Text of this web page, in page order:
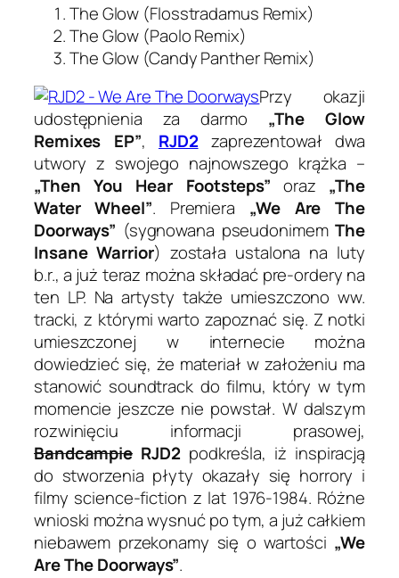
The Glow (Flosstradamus Remix)
The Glow (Paolo Remix)
The Glow (Candy Panther Remix)
Przy okazji
udostępnienia za darmo „The Glow
Remixes EP”, RJD2zaprezentował dwa
utwory z swojego najnowszego krążka –
„Then You Hear Footsteps” oraz „The
Water Wheel”. Premiera „We Are The
Doorways” (sygnowana pseudonimemThe
Insane Warrior) została ustalona na luty
b.r., a już teraz można składać pre-ordery na
ten LP. Na artysty także umieszczono ww.
tracki, z którymi warto zapoznać się. Z notki
umieszczonej w internecie można
dowiedzieć się, że materiał w założeniu ma
stanowić soundtrack do filmu, który w tym
momencie jeszcze nie powstał. W dalszym
rozwinięciu informacji prasowej,
Bandcampie RJD2 podkreśla, iż inspiracją
do stworzenia płyty okazały się horrory i
filmy science-fiction z lat 1976-1984. Różne
wnioski można wysnuć po tym, a już całkiem
niebawem przekonamy się o wartości „We
Are The Doorways”.